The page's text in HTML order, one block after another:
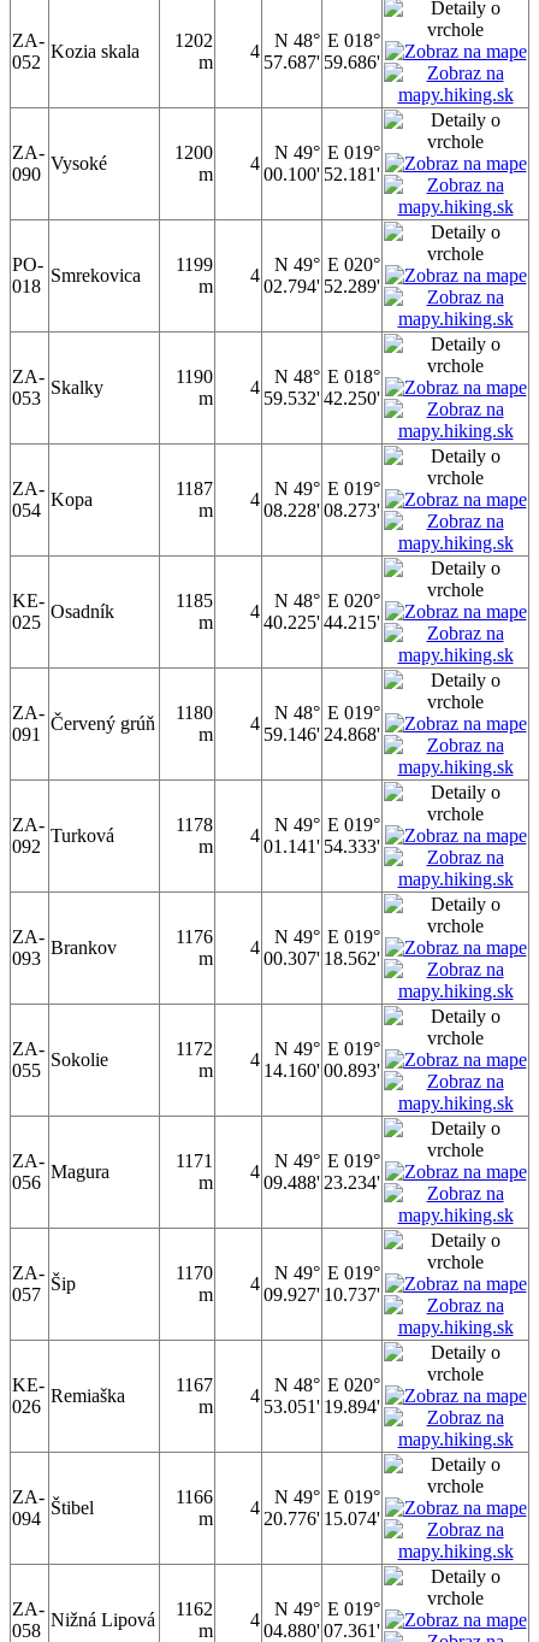
ZA-
052
Kozia skala
1202
m
4
N 48°
57.687'
E 018°
59.686'
ZA-
090
Vysoké
1200
m
4
N 49°
00.100'
E 019°
52.181'
PO-
018
Smrekovica
1199
m
4
N 49°
02.794'
E 020°
52.289'
ZA-
053
Skalky
1190
m
4
N 48°
59.532'
E 018°
42.250'
ZA-
054
Kopa
1187
m
4
N 49°
08.228'
E 019°
08.273'
KE-
025
Osadník
1185
m
4
N 48°
40.225'
E 020°
44.215'
ZA-
091
Červený grúň
1180
m
4
N 48°
59.146'
E 019°
24.868'
ZA-
092
Turková
1178
m
4
N 49°
01.141'
E 019°
54.333'
ZA-
093
Brankov
1176
m
4
N 49°
00.307'
E 019°
18.562'
ZA-
055
Sokolie
1172
m
4
N 49°
14.160'
E 019°
00.893'
ZA-
056
Magura
1171
m
4
N 49°
09.488'
E 019°
23.234'
ZA-
057
Šip
1170
m
4
N 49°
09.927'
E 019°
10.737'
KE-
026
Remiaška
1167
m
4
N 48°
53.051'
E 020°
19.894'
ZA-
094
Štibel
1166
m
4
N 49°
20.776'
E 019°
15.074'
ZA-
058
Nižná Lipová
1162
m
4
N 49°
04.880'
E 019°
07.361'